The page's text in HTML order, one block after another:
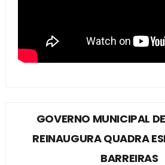
GOVERNO MUNICIPAL
REINAUGURA QUADRA
BARREIRAS